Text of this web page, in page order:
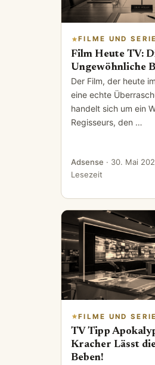
FILME UND
Film Heute TV:
Ungewöhnliche
Der Film, der heute
eine echte
handelt sich um ein
Regisseurs, den …
Adsense · 30. Mai
Lesezeit
FILME UND
TV Tipp
Kracher Lässt
Beben!